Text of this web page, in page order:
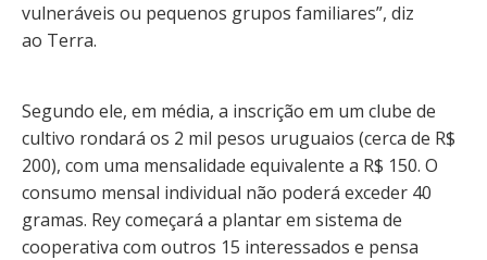
vulneráveis ou pequenos grupos familiares”, diz
ao Terra.
Segundo ele, em média, a inscrição em um clube de
cultivo rondará os 2 mil pesos uruguaios (cerca de R$
200), com uma mensalidade equivalente a R$ 150. O
consumo mensal individual não poderá exceder 40
gramas. Rey começará a plantar em sistema de
cooperativa com outros 15 interessados e pensa